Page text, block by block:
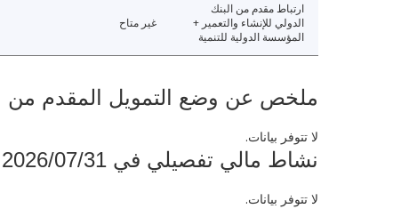
ارتباط مقدم من البنك
الدولي للإنشاء والتعمير +
المؤسسة الدولية للتنمية
غير متاح
ملخص عن وضع التمويل المقدم من البنك
لا تتوفر بيانات.
نشاط مالي تفصيلي في 2026/07/31
لا تتوفر بيانات.